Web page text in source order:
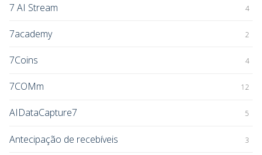
7 AI Stream 4
7academy 2
7Coins 4
7COMm 12
AIDataCapture7 5
Antecipação de recebíveis 3